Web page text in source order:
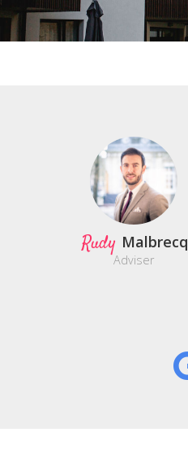
Rudy Malbrecq
Adviser